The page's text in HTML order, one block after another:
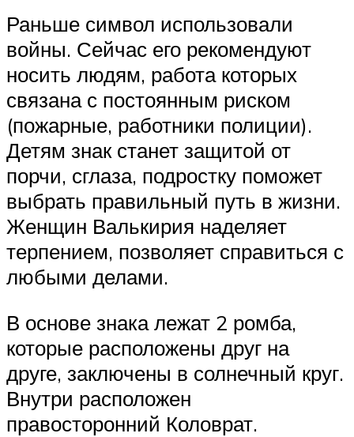
Раньше символ использовали
войны. Сейчас его рекомендуют
носить людям, работа которых
связана с постоянным риском
(пожарные, работники полиции).
Детям знак станет защитой от
порчи, сглаза, подростку поможет
выбрать правильный путь в жизни.
Женщин Валькирия наделяет
терпением, позволяет справиться с
любыми делами.
В основе знака лежат 2 ромба,
которые расположены друг на
друге, заключены в солнечный круг.
Внутри расположен
правосторонний Коловрат.